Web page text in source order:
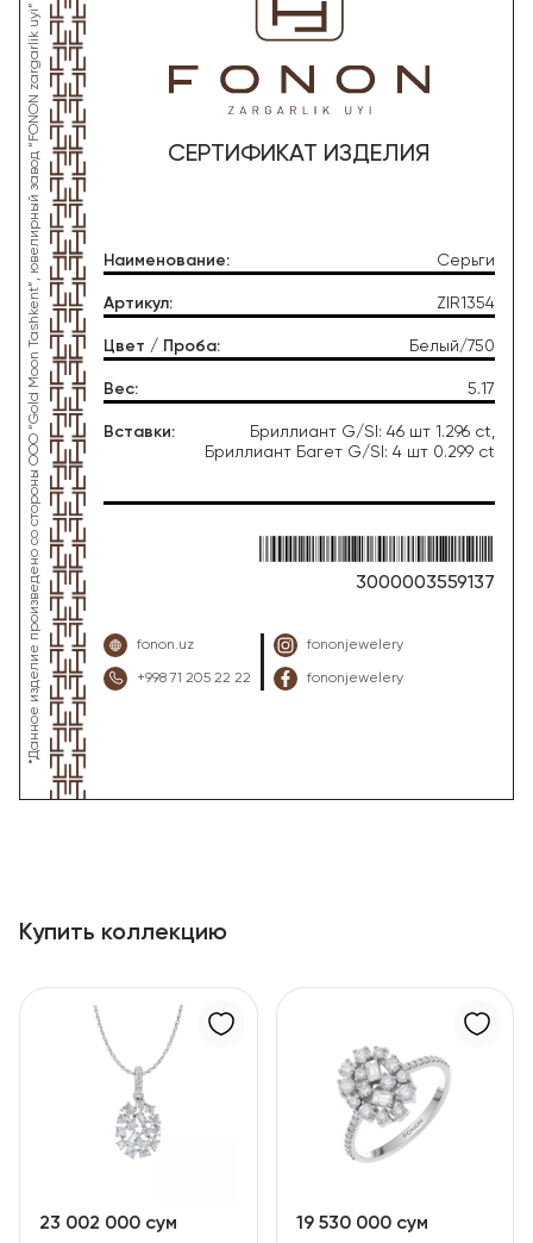
*Данное изделие произведено со стороны OOO “Gold Moon Tashkent”, ювелирный завод “FONON zargarlik uyi” СЕРТИФИКАТ ИЗДЕЛИЯ
Наименование: Серьги
Артикул: ZIR1354
Цвет / Проба: Белый/750
Вес: 5.17
Вставки:
Бриллиант G/SI: 46 шт 1.296 ct,
Бриллиант Багет G/SI: 4 шт 0.299 ct
3000003559137
fonon.uz
+998 71 205 22 22
fononjewelery
fononjewelery
Купить коллекцию
23 002 000 сум 19 530 000 сум